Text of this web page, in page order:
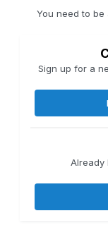
You need to be
Sign up for a
Already